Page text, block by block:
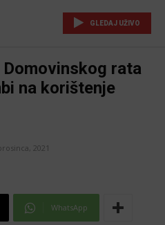
GLEDAJ UŽIVO
rata
na korištenje
2021
WhatsApp